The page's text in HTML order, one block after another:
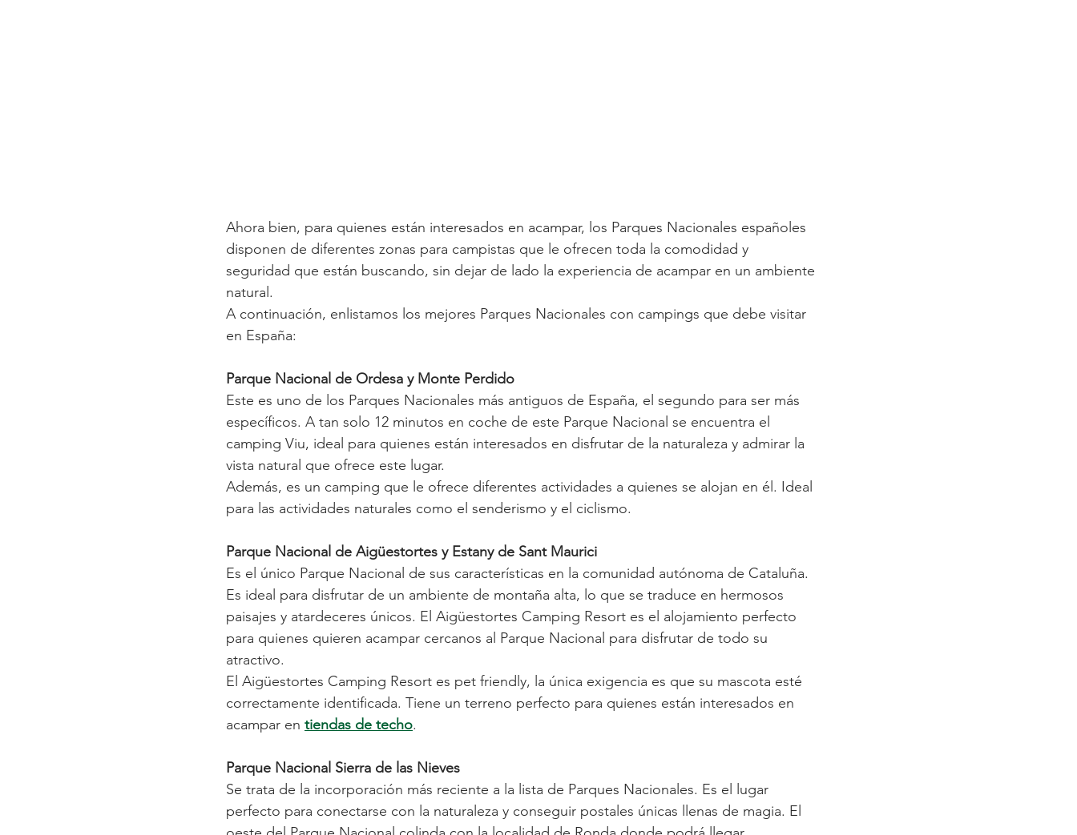
Ahora bien, para quienes están interesados en acampar, los Parques Nacionales españoles
disponen de diferentes zonas para campistas que le ofrecen toda la comodidad y
seguridad que están buscando, sin dejar de lado la experiencia de acampar en un ambiente
natural.
A continuación, enlistamos los mejores Parques Nacionales con campings que debe visitar
en España:
Parque Nacional de Ordesa y Monte Perdido
Este es uno de los Parques Nacionales más antiguos de España, el segundo para ser más
específicos. A tan solo 12 minutos en coche de este Parque Nacional se encuentra el
camping Viu, ideal para quienes están interesados en disfrutar de la naturaleza y admirar la
vista natural que ofrece este lugar.
Además, es un camping que le ofrece diferentes actividades a quienes se alojan en él. Ideal
para las actividades naturales como el senderismo y el ciclismo.
Parque Nacional de Aigüestortes y Estany de Sant Maurici
Es el único Parque Nacional de sus características en la comunidad autónoma de Cataluña.
Es ideal para disfrutar de un ambiente de montaña alta, lo que se traduce en hermosos
paisajes y atardeceres únicos. El Aigüestortes Camping Resort es el alojamiento perfecto
para quienes quieren acampar cercanos al Parque Nacional para disfrutar de todo su
atractivo.
El Aigüestortes Camping Resort es pet friendly, la única exigencia es que su mascota esté
correctamente identificada. Tiene un terreno perfecto para quienes están interesados en
acampar en tiendas de techo.
Parque Nacional Sierra de las Nieves
Se trata de la incorporación más reciente a la lista de Parques Nacionales. Es el lugar
perfecto para conectarse con la naturaleza y conseguir postales únicas llenas de magia. El